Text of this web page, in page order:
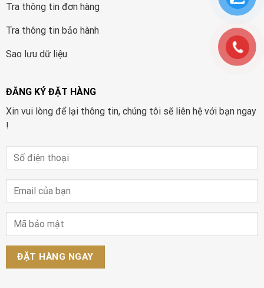
Tra thông tin đơn hàng
Tra thông tin bảo hành
Sao lưu dữ liệu
ĐĂNG KÝ ĐẶT HÀNG
Xin vui lòng để lại thông tin, chúng tôi sẽ liên hệ với bạn ngay
!